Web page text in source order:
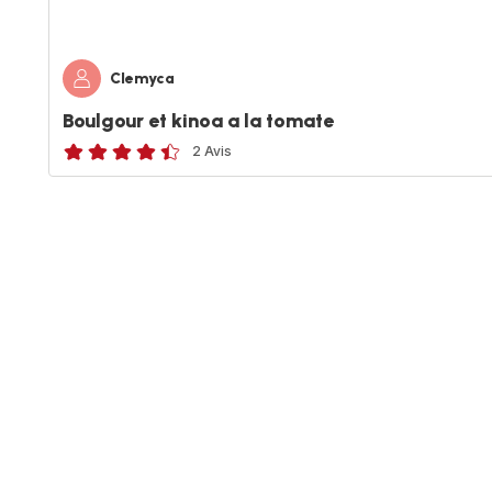
Clemyca
Boulgour et kinoa a la tomate
ratings.4.4
2 Avis